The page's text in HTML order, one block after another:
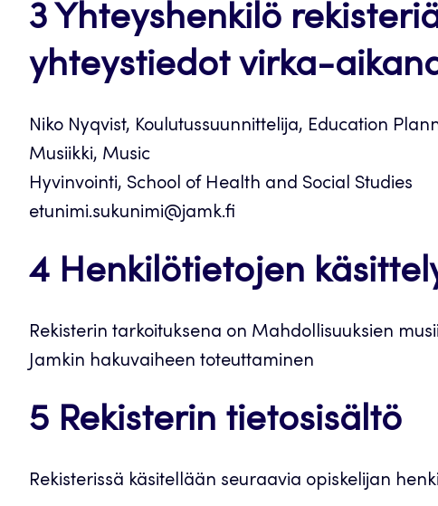
3 Yhteyshenkilö
yhteystiedot virka-
Niko Nyqvist, Koulutussuunnittelija, Education
Musiikki, Music
Hyvinvointi, School of Health and Social Studies
etunimi.sukunimi@jamk.fi
4 Henkilötietojen
Rekisterin tarkoituksena on Mahdollisuuksien
Jamkin hakuvaiheen toteuttaminen
5 Rekisterin tietosisältö
Rekisterissä käsitellään seuraavia opiskelijan